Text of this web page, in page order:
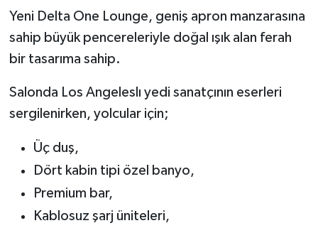
Yeni Delta One Lounge, geniş apron manzarasına
sahip büyük pencereleriyle doğal ışık alan ferah
bir tasarıma sahip.
Salonda Los Angeleslı yedi sanatçının eserleri
sergilenirken, yolcular için;
Üç duş,
Dört kabin tipi özel banyo,
Premium bar,
Kablosuz şarj üniteleri,